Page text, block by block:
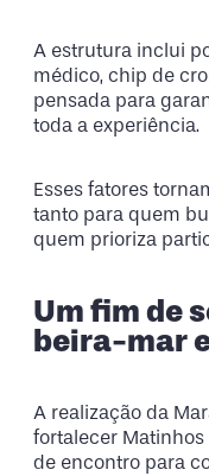
A estrutura inclui
médico, chip de
pensada para
toda a experiência.
Esses fatores
tanto para quem
quem prioriza
Um fim de
beira-mar
A realização da
fortalecer
de encontro para